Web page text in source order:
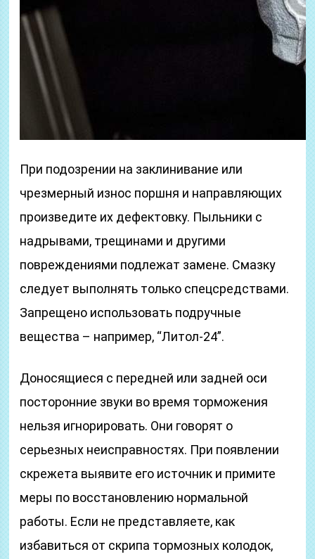
При подозрении на заклинивание или
чрезмерный износ поршня и направляющих
произведите их дефектовку. Пыльники с
надрывами, трещинами и другими
повреждениями подлежат замене. Смазку
следует выполнять только спецсредствами.
Запрещено использовать подручные
вещества – например, “Литол-24”.
Доносящиеся с передней или задней оси
посторонние звуки во время торможения
нельзя игнорировать. Они говорят о
серьезных неисправностях. При появлении
скрежета выявите его источник и примите
меры по восстановлению нормальной
работы. Если не представляете, как
избавиться от скрипа тормозных колодок,